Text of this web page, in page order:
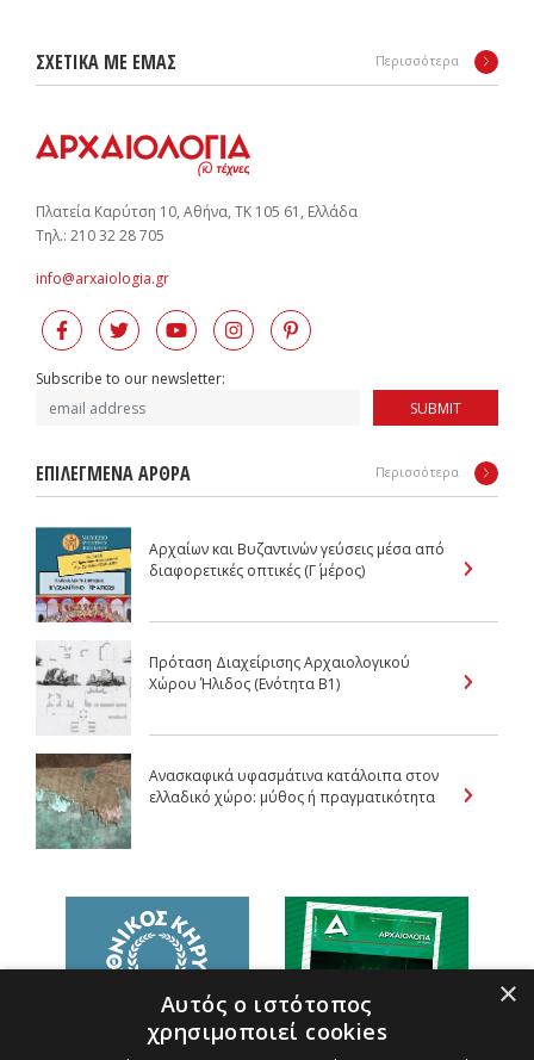
ΣΧΕΤΙΚΑ ΜΕ ΕΜΑΣ Περισσότερα
Πλατεία Καρύτση 10, Αθήνα, ΤΚ 105 61, Ελλάδα
Tηλ.: 210 32 28 705
info@arxaiologia.gr
Subscribe to our newsletter:
SUBMIT
ΕΠΙΛΕΓΜΕΝΑ ΑΡΘΡΑ Περισσότερα
Αρχαίων και Βυζαντινών γεύσεις μέσα από
διαφορετικές οπτικές (Γ΄ μέρος)
Πρόταση Διαχείρισης Αρχαιολογικού
Χώρου Ήλιδος (Ενότητα Β1)
Ανασκαφικά υφασμάτινα κατάλοιπα στον
ελλαδικό χώρο: μύθος ή πραγματικότητα
×
Αυτός ο ιστότοπος
χρησιμοποιεί cookies